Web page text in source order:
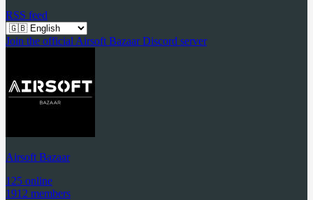
RSS feed
Join the official Airsoft Bazaar Discord server
Airsoft Bazaar
125 online
1912 members